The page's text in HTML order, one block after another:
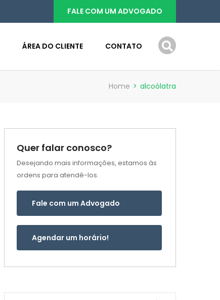
FALE COM UM ADVOGADO
ÁREA DO CLIENTE CONTATO
Home > alcoólatra
Quer falar conosco?
Desejando mais informações, estamos às
ordens para atendê-los.
Fale com um Advogado
Agendar um horário!